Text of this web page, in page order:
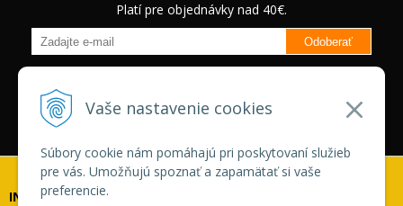
Vaše nastavenie cookies
Súbory cookie nám pomáhajú pri poskytovaní služieb
pre vás. Umožňujú spoznať a zapamätať si vaše
preferencie.
Platí pre objednávky nad 40€.
Odoberať
zľavách na vybrané produkty.
Neplatí pre Veľkoobchodných
zákazníkov.
INFOLINKA